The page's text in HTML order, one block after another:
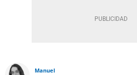
Manuel